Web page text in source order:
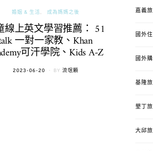
婚姻 & 生活 成為媽媽之後
線上英文學習推薦： 51
一對一家教、Khan
可汗學院、Kids A-Z
POSTED
2023-06-20 BY 流氓顆
嘉義
國外
國外
基隆
墾丁
大邱